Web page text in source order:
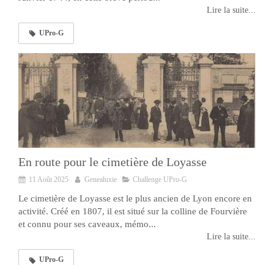
Lire la suite...
UPro-G
En route pour le cimetière de Loyasse
11 Août 2025 Genealuxie Challenge UPro-G
Le cimetière de Loyasse est le plus ancien de Lyon encore en
activité. Créé en 1807, il est situé sur la colline de Fourvière
et connu pour ses caveaux, mémo...
Lire la suite...
UPro-G